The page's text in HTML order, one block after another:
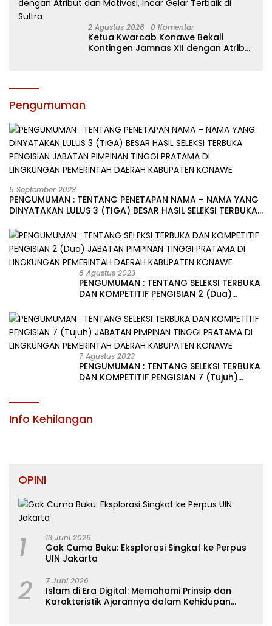
2 Agustus 2026 0 Komentar
Ketua Kwarcab Konawe Bekali
Kontingen Jamnas XII dengan Atribut
Pengumuman
5 September 2023
PENGUMUMAN : TENTANG PENETAPAN NAMA – NAMA YANG
DINYATAKAN LULUS 3 (TIGA) BESAR HASIL SELEKSI TERBUKA
LINGKUNGAN PEMERINTAH DAERAH KABUPATEN KONAWE
8 Agustus 2023
PENGUMUMAN : TENTANG SELEKSI TERBUKA
DAN KOMPETITIF PENGISIAN 2 (Dua)
LINGKUNGAN PEMERINTAH DAERAH
KABUPATEN KONAWE
7 Agustus 2023
PENGUMUMAN : TENTANG SELEKSI TERBUKA
DAN KOMPETITIF PENGISIAN 7 (Tujuh)
Info Kehilangan
OPINI
1 13 Juni 2026
Gak Cuma Buku: Eksplorasi Singkat ke Perpus
UIN Jakarta
2 7 Juni 2026
Islam di Era Digital: Memahami Prinsip dan
Karakteristik Ajarannya dalam Kehidupan